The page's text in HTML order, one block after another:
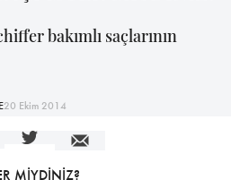
bakımlı saçlarının
20 Ekim 2014